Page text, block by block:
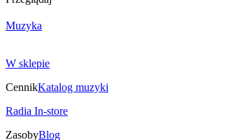
Muzyka
W sklepie
CennikKatalog muzyki
Radia In-store
ZasobyBlog